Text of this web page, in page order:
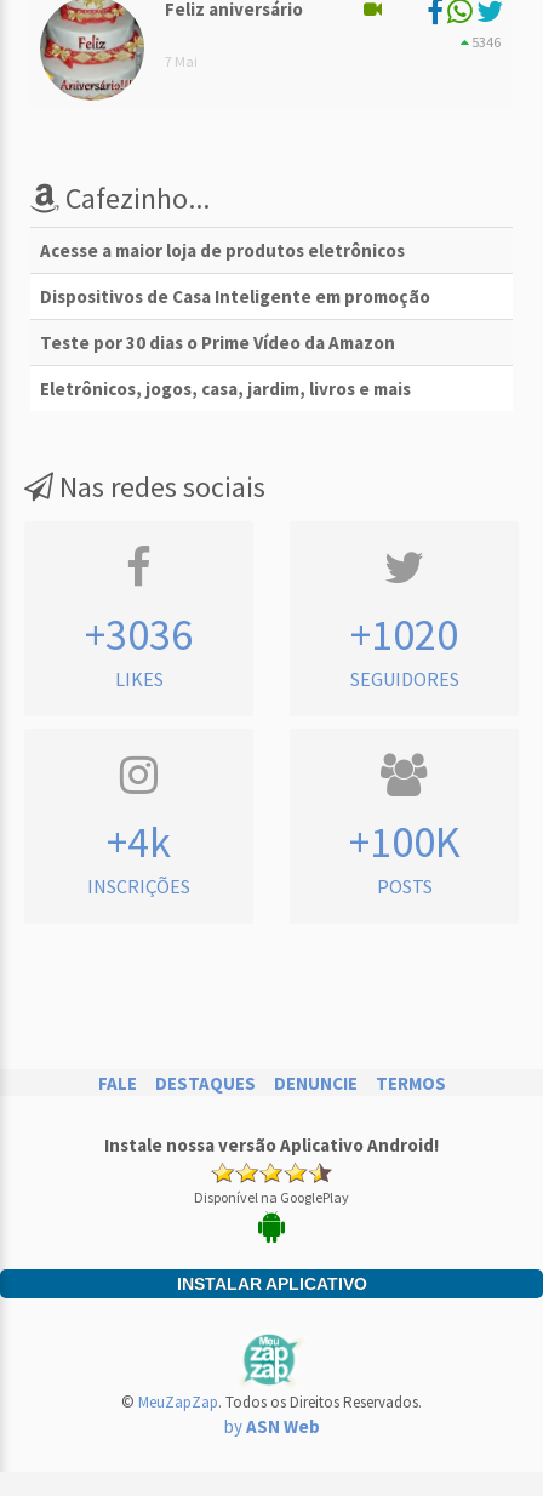
Feliz aniversário
7 Mai
5346
Cafezinho...
Acesse a maior loja de produtos eletrônicos
Dispositivos de Casa Inteligente em promoção
Teste por 30 dias o Prime Vídeo da Amazon
Eletrônicos, jogos, casa, jardim, livros e mais
Nas redes sociais
+3036
LIKES
+1020
SEGUIDORES
+4k
INSCRIÇÕES
+100K
POSTS
FALE DESTAQUES DENUNCIE TERMOS
Instale nossa versão Aplicativo Android!
Disponível na GooglePlay
INSTALAR APLICATIVO
© MeuZapZap. Todos os Direitos Reservados.
byASN Web